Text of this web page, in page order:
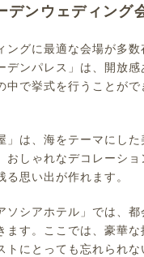
デンウェディング
ングに最適な会場が多
デンパレス」は、開放
中で挙式を行うことが
」は、海をテーマにし
おしゃれなデコレーシ
思い出が作れます。
ソシアホテル」では、
ます。ここでは、豪華
にとっても忘れられな